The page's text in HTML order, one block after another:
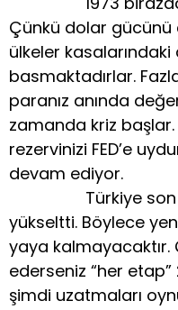
Çünkü dolar
ülkeler
basmaktadırlar.
paranız anında
zamanda kriz
rezervinizi FED’e
devam ediyor.
Türkiye son
yükseltti. Böylece
yaya
ederseniz “her etap”
şimdi uzatmaları